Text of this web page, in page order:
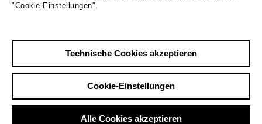
Gregor Hildebrandt -
Zwischen A und w
"Cookie-Einstellungen".
Technische Cookies akzeptieren
Cookie-Einstellungen
Alle Cookies akzeptieren